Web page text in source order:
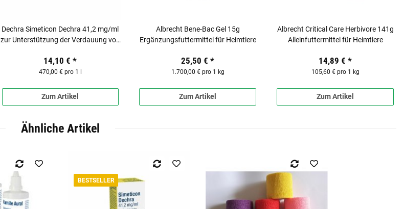
Dechra Simeticon Dechra 41,2 mg/ml
zur Unterstützung der Verdauung von
14,10 €*
470,00 € pro 1 l
Zum Artikel
Albrecht Bene-Bac Gel 15g
Ergänzungsfuttermittel für Heimtiere
25,50 €*
1.700,00 € pro 1 kg
Zum Artikel
Albrecht Critical Care Herbivore 141g
Alleinfuttermittel für Heimtiere
14,89 €*
105,60 € pro 1 kg
Zum Artikel
Ähnliche Artikel
BESTSELLER